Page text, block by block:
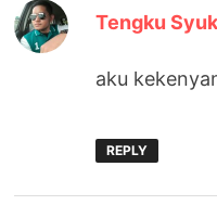
Tengku
aku
REPLY